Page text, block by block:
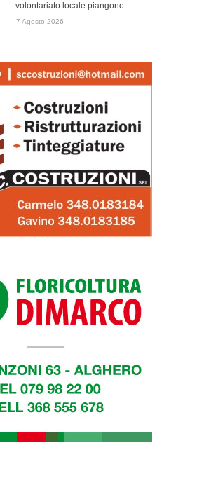
volontariato locale piangono...
7 Agosto 2026